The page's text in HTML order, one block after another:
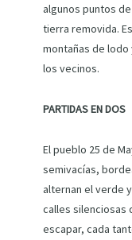
algunos puntos
tierra removida.
montañas de
los vecinos.
PARTIDAS EN DOS
El pueblo 25 de
semivacías,
alternan el verde
calles silenciosas
escapar, cada